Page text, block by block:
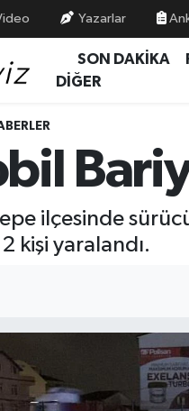
Yazarlar
SON DAKİKA
DİĞER
ilçesinde
kişi yaralandı.